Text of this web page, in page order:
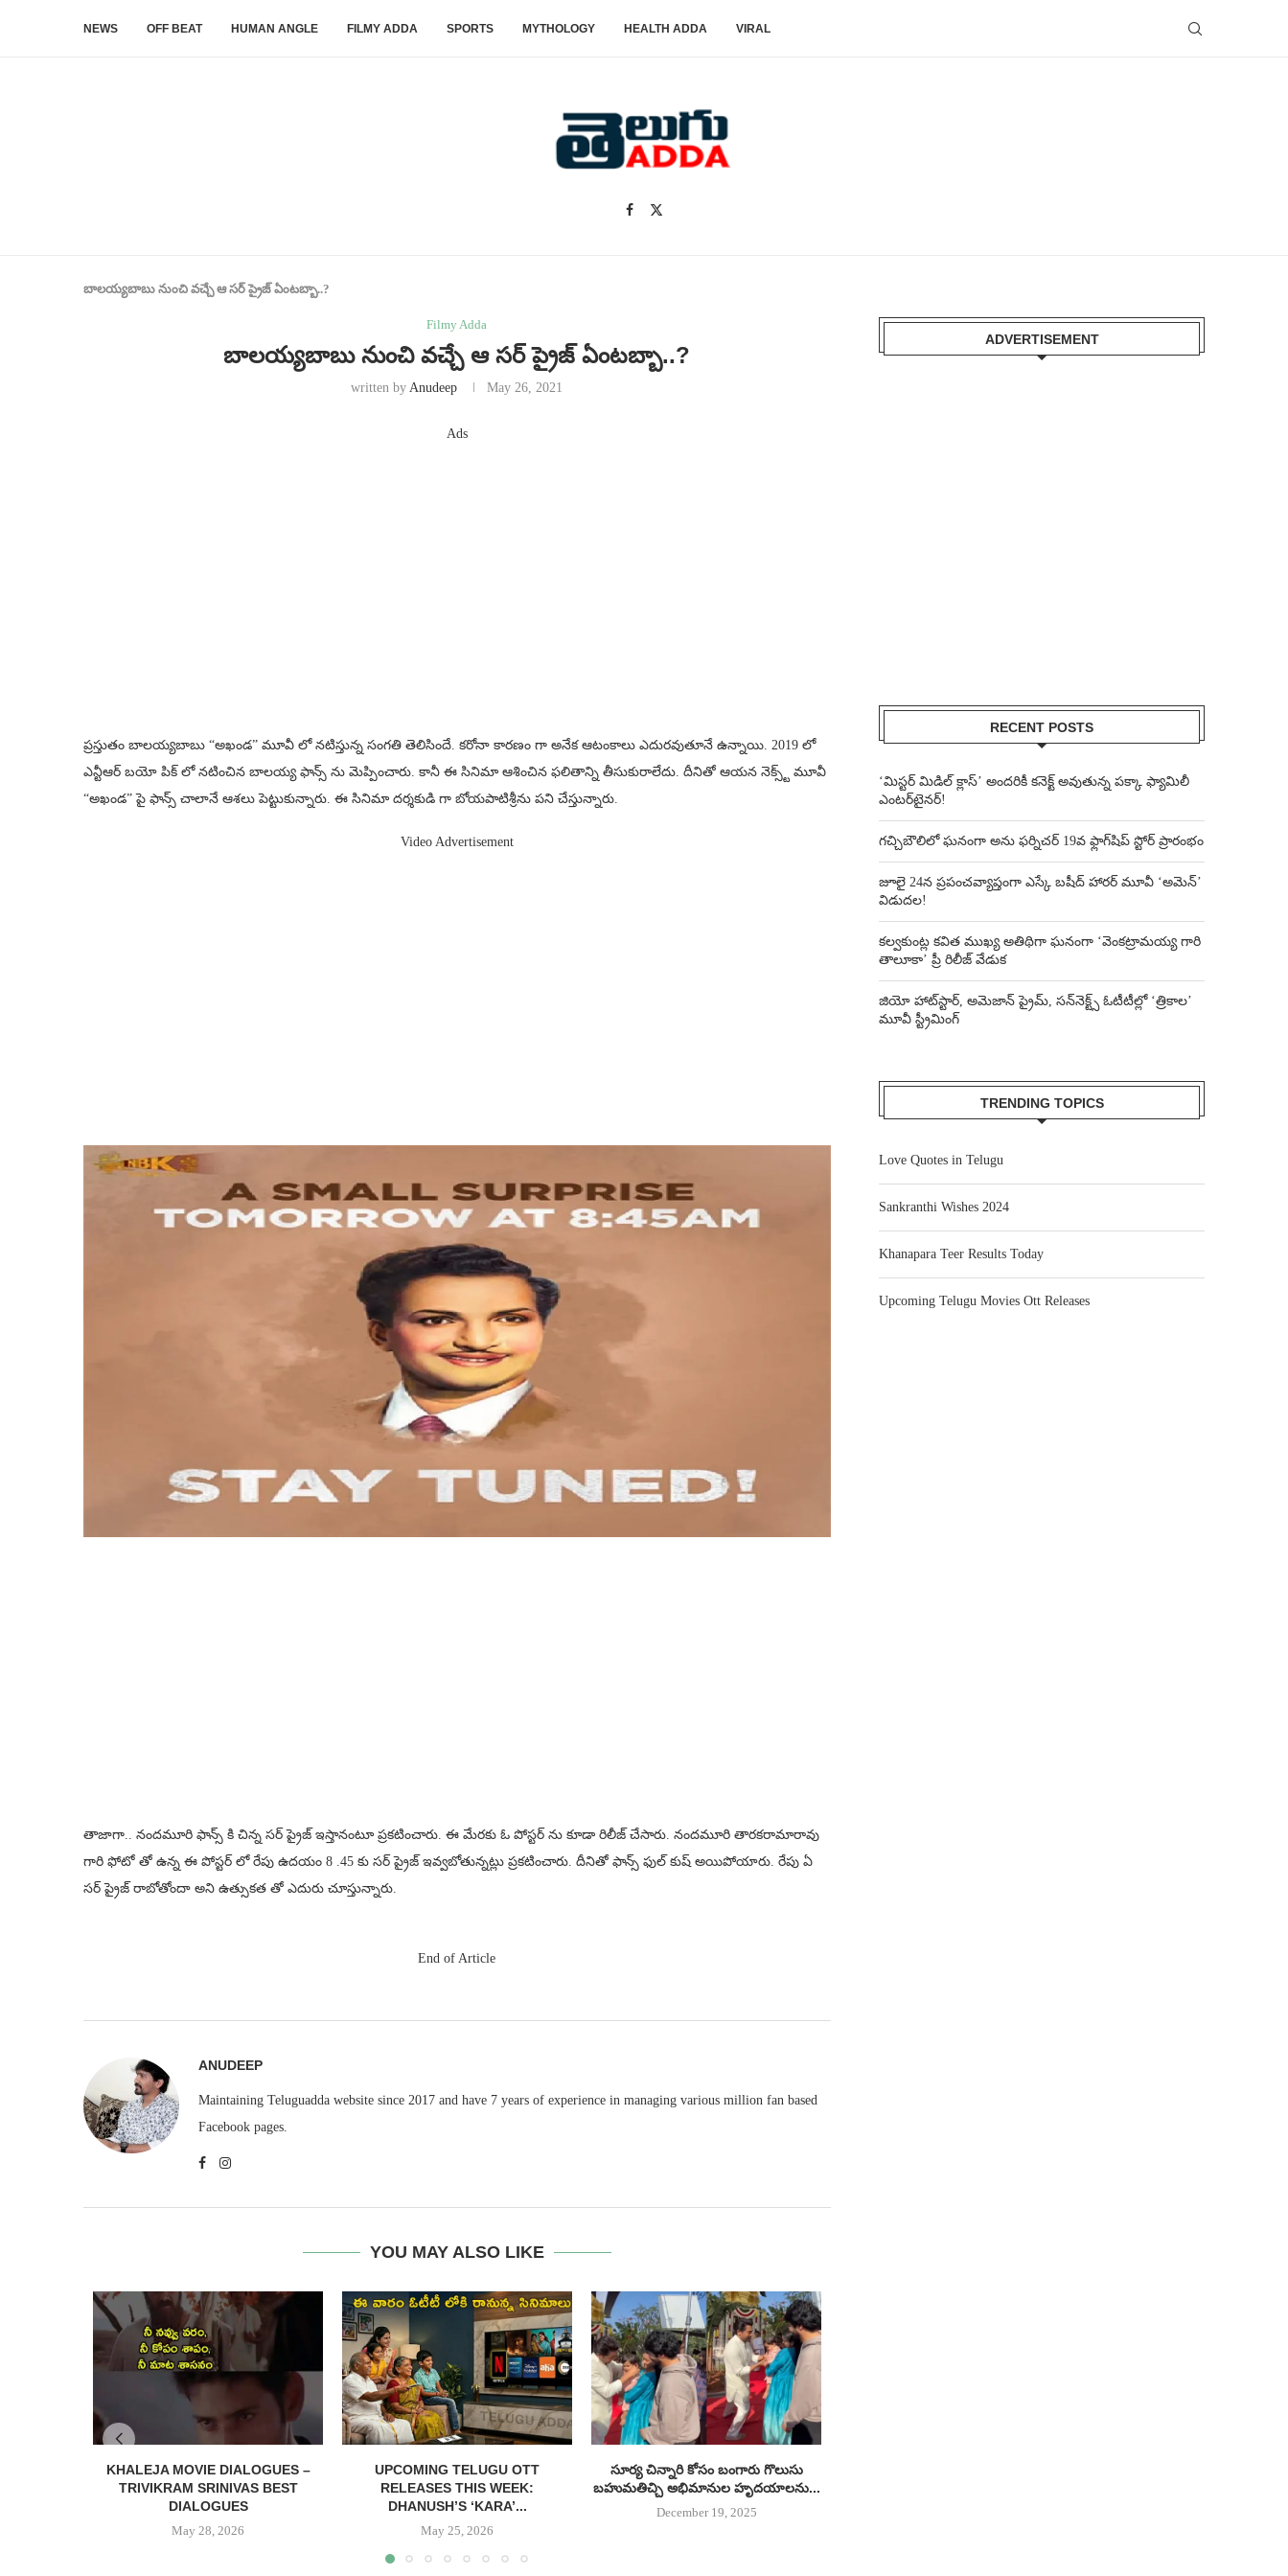
NEWS OFF BEAT HUMAN ANGLE FILMY ADDA SPORTS MYTHOLOGY HEALTH ADDA VIRAL
బాలయ్యబాబు నుంచి వచ్చే ఆ సర్ ప్రైజ్ ఏంటబ్బా..?
Filmy Adda
బాలయ్యబాబు నుంచి వచ్చే ఆ సర్ ప్రైజ్ ఏంటబ్బా..?
written byAnudeep May 26, 2021
Ads
ప్రస్తుతం బాలయ్యబాబు “అఖండ” మూవీ లో నటిస్తున్న సంగతి తెలిసిందే. కరోనా కారణం గా అనేక ఆటంకాలు ఎదురవుతూనే ఉన్నాయి. 2019 లో
ఎన్టీఆర్ బయో పిక్ లో నటించిన బాలయ్య ఫాన్స్ ను మెప్పించారు. కానీ ఈ సినిమా ఆశించిన ఫలితాన్ని తీసుకురాలేదు. దీనితో ఆయన నెక్స్ట్ మూవీ
“అఖండ” పై ఫాన్స్ చాలానే ఆశలు పెట్టుకున్నారు. ఈ సినిమా దర్శకుడి గా బోయపాటిశ్రీను పని చేస్తున్నారు.
Video Advertisement
తాజాగా.. నందమూరి ఫాన్స్ కి చిన్న సర్ ప్రైజ్ ఇస్తానంటూ ప్రకటించారు. ఈ మేరకు ఓ పోస్టర్ ను కూడా రిలీజ్ చేసారు. నందమూరి తారకరామారావు
గారి ఫోటో తో ఉన్న ఈ పోస్టర్ లో రేపు ఉదయం 8 .45 కు సర్ ప్రైజ్ ఇవ్వబోతున్నట్లు ప్రకటించారు. దీనితో ఫాన్స్ ఫుల్ కుష్ అయిపోయారు. రేపు ఏ
సర్ ప్రైజ్ రాబోతోందా అని ఉత్సుకత తో ఎదురు చూస్తున్నారు.
End of Article
ANUDEEP
Maintaining Teluguadda website since 2017 and have 7 years of experience in managing various million fan based
Facebook pages.
YOU MAY ALSO LIKE
KHALEJA MOVIE DIALOGUES –
TRIVIKRAM SRINIVAS BEST
DIALOGUES
May 28, 2026
UPCOMING TELUGU OTT
RELEASES THIS WEEK:
DHANUSH’S ‘KARA’...
May 25, 2026
సూర్య చిన్నారి కోసం బంగారు గొలుసు
బహుమతిచ్చి అభిమానుల హృదయాలను...
December 19, 2025
ADVERTISEMENT
RECENT POSTS
‘మిస్టర్ మిడిల్ క్లాస్’ అందరికీ కనెక్ట్ అవుతున్న పక్కా ఫ్యామిలీ
ఎంటర్‌టైనర్!
గచ్చిబౌలిలో ఘనంగా అను ఫర్నిచర్ 19వ ఫ్లాగ్‌షిప్ స్టోర్ ప్రారంభం
జూలై 24న ప్రపంచవ్యాప్తంగా ఎస్కే బషీద్‌ హారర్ మూవీ ‘అమెన్’
విడుదల!
కల్వకుంట్ల కవిత ముఖ్య అతిథిగా ఘనంగా ‘వెంకట్రామయ్య గారి
తాలూకా’ ప్రీ రిలీజ్ వేడుక
జియో హాట్‌స్టార్, అమెజాన్ ప్రైమ్, సన్‌నెక్ట్స్ ఓటీటీల్లో ‘త్రికాల’
మూవీ స్ట్రీమింగ్
TRENDING TOPICS
Love Quotes in Telugu
Sankranthi Wishes 2024
Khanapara Teer Results Today
Upcoming Telugu Movies Ott Releases